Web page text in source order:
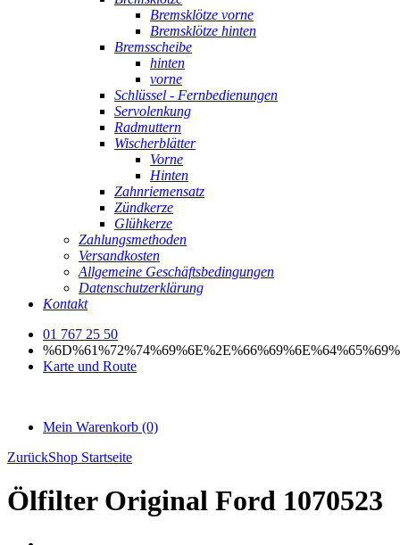
Bremsklötze vorne
Bremsklötze hinten
Bremsscheibe
hinten
vorne
Schlüssel - Fernbedienungen
Servolenkung
Radmuttern
Wischerblätter
Vorne
Hinten
Zahnriemensatz
Zündkerze
Glühkerze
Zahlungsmethoden
Versandkosten
Allgemeine Geschäftsbedingungen
Datenschutzerklärung
Kontakt
01 767 25 50
Karte und Route
Mein Warenkorb (0)
ZurückShop Startseite
Ölfilter Original Ford 1070523